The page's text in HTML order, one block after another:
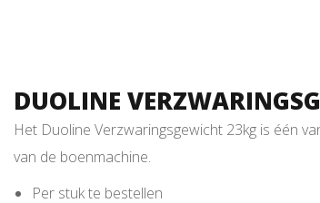
DUOLINE
Het Duoline Verzwaringsgewicht 23kg is één
van de boenmachine.
Per stuk te bestellen